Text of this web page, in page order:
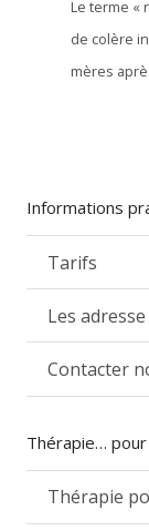
Le terme «
de colère
mères
Informations
Tarifs
Les
Contacter
Thérapie…
Thérapie